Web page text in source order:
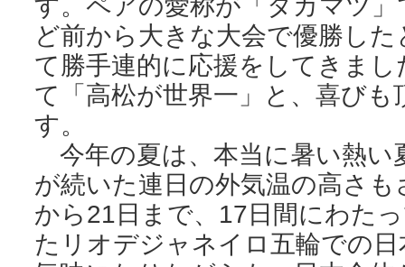
ど前から大きな大会で優勝し
て勝手連的に応援をしてきま
て「高松が世界一」と、喜び
す。
今年の夏は、本当に暑い熱い
が続いた連日の外気温の高さ
から21日まで、17日間にわた
たリオデジャネイロ五輪での